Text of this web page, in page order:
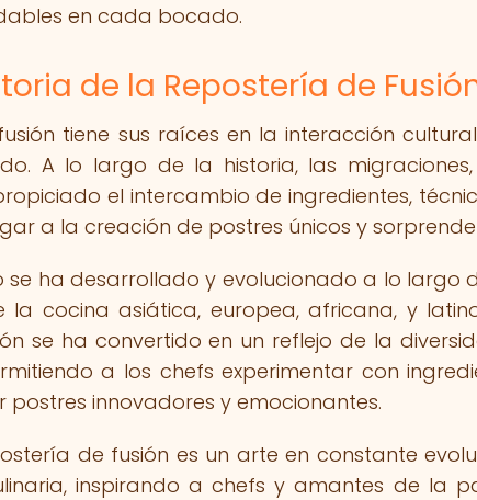
en cada bocado.
de la Repostería de
tiene sus raíces en la interacción
A lo largo de la historia, las
el intercambio de ingredientes,
a la creación de postres únicos y
se ha desarrollado y evolucionado a lo largo
la cocina asiática, europea, africana, y
se ha convertido en un reflejo de la
a los chefs experimentar con
innovadores y emocionantes.
de fusión es un arte en constante
inspirando a chefs y amantes de la